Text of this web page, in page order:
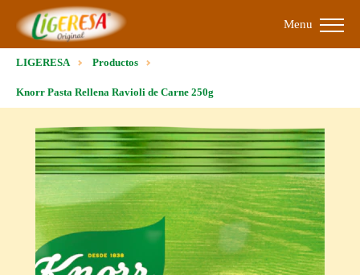
Menu
LIGERESA Productos
Knorr Pasta Rellena Ravioli de Carne 250g